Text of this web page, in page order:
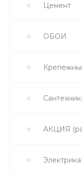
Цемент
ОБОИ
АКЦИЯ
Электрика